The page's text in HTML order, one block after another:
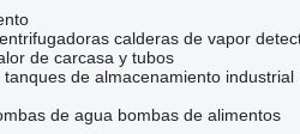
calderas de vapor
de carcasa y tubos
tanques de almacenamiento industrial
de agua bombas de alimentos